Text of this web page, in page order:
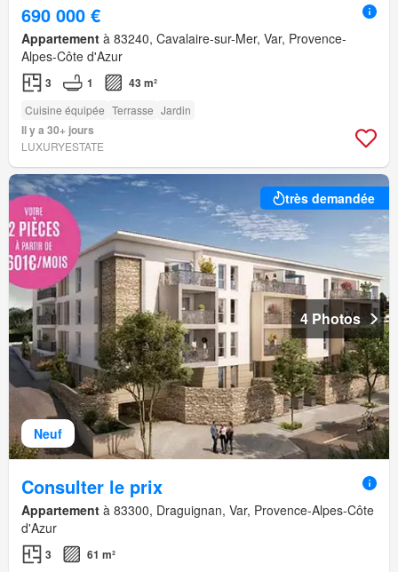
690 000 €
Appartement à 83240, Cavalaire-sur-Mer, Var, Provence-
Alpes-Côte d'Azur
3 1 43 m²
Cuisine équipée Terrasse Jardin
Il y a 30+ jours
LUXURYESTATE
Neuf
très demandée
4 Photos
Consulter le prix
Appartement à 83300, Draguignan, Var, Provence-Alpes-Côte
d'Azur
3 61 m²